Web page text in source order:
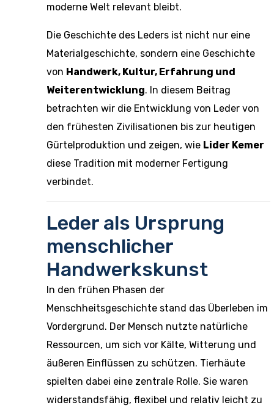
moderne Welt relevant bleibt.
Die Geschichte des Leders ist nicht nur eine
Materialgeschichte, sondern eine Geschichte
von Handwerk, Kultur, Erfahrung und
Weiterentwicklung. In diesem Beitrag
betrachten wir die Entwicklung von Leder von
den frühesten Zivilisationen bis zur heutigen
Gürtelproduktion und zeigen, wie Lider Kemer
diese Tradition mit moderner Fertigung
verbindet.
Leder als Ursprung
menschlicher
Handwerkskunst
In den frühen Phasen der
Menschheitsgeschichte stand das Überleben im
Vordergrund. Der Mensch nutzte natürliche
Ressourcen, um sich vor Kälte, Witterung und
äußeren Einflüssen zu schützen. Tierhäute
spielten dabei eine zentrale Rolle. Sie waren
widerstandsfähig, flexibel und relativ leicht zu